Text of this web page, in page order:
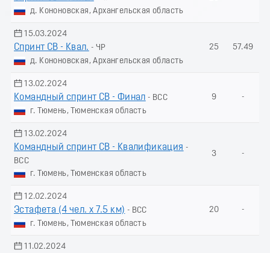
д. Кононовская, Архангельская область
15.03.2024
Спринт СВ - Квал. - ЧР
д. Кононовская, Архангельская область
25 57.49
13.02.2024
Командный спринт СВ - Финал - ВСС
г. Тюмень, Тюменская область
9 -
13.02.2024
Командный спринт СВ - Квалификация -
ВСС
г. Тюмень, Тюменская область
3 -
12.02.2024
Эстафета (4 чел. х 7.5 км) - ВСС
г. Тюмень, Тюменская область
20 -
11.02.2024